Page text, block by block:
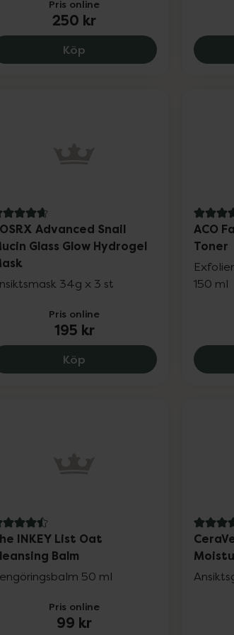
Pris online
250 kr
Köp COSRX The Peptide
av 5 i omdöme
Advanced Snail
Glass Glow Hydrogel
34g x 3 st
Pris online
195 kr
Köp COSRX Advanced Snail
3.8 av
ACO
Toner
150 ml
av 5 i omdöme
INKEY List Oat
Balm
50 ml
Pris online
99 kr
4.6 av